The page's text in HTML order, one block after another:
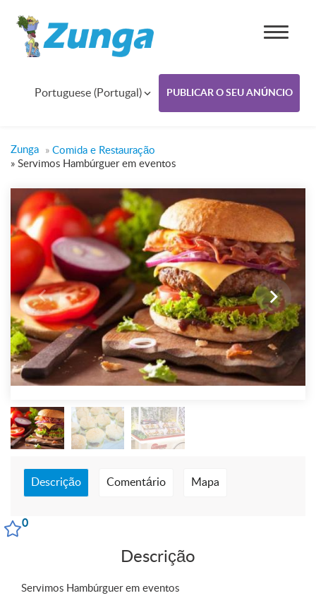
0
Portuguese (Portugal) PUBLICAR O SEU ANÚNCIO
Zunga » Comida e Restauração
» Servimos Hambúrguer em eventos
Descrição Comentário Mapa
Descrição
Servimos Hambúrguer em eventos